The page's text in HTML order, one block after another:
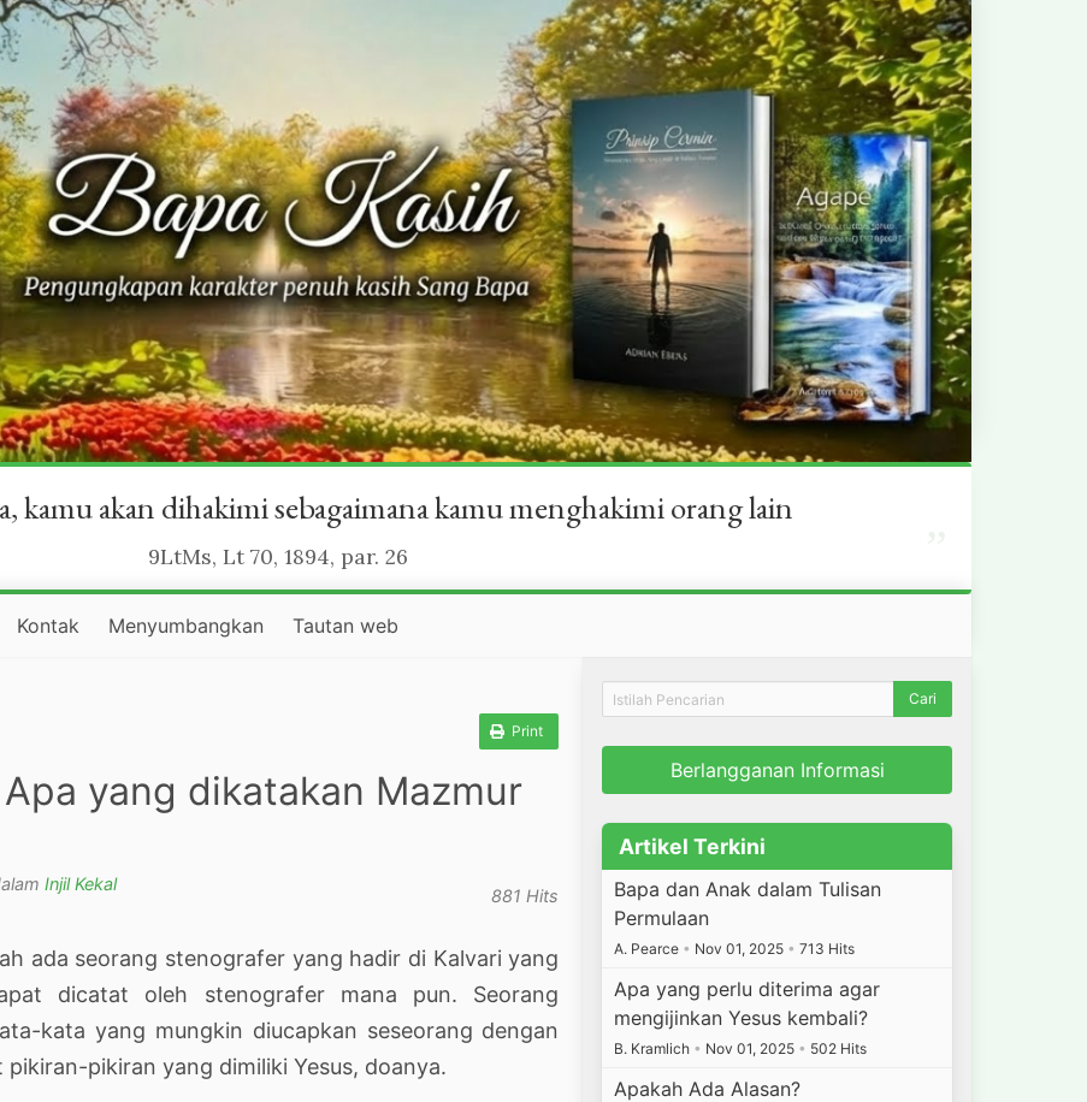
kamu akan dihakimi sebagaimana kamu menghakimi orang lain
9LtMs, Lt 70, 1894, par. 26
Kontak Menyumbangkan Tautan web
Print
yang dikatakan Mazmur
Injil Kekal
881 Hits
ada seorang stenografer yang hadir di Kalvari yang
dicatat oleh stenografer mana pun. Seorang
kata yang mungkin diucapkan seseorang dengan
pikiran yang dimiliki Yesus, doanya.
Berlangganan Informasi
Artikel Terkini
Bapa dan Anak dalam Tulisan
Permulaan
A. Pearce • Nov 01, 2025 • 713 Hits
Apa yang perlu diterima agar
mengijinkan Yesus kembali?
B. Kramlich • Nov 01, 2025 • 502 Hits
Apakah Ada Alasan?